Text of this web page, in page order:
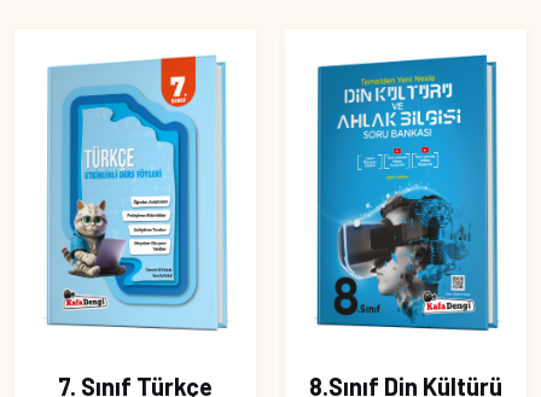
7. Sınıf Türkçe
8.Sınıf Din Kültürü